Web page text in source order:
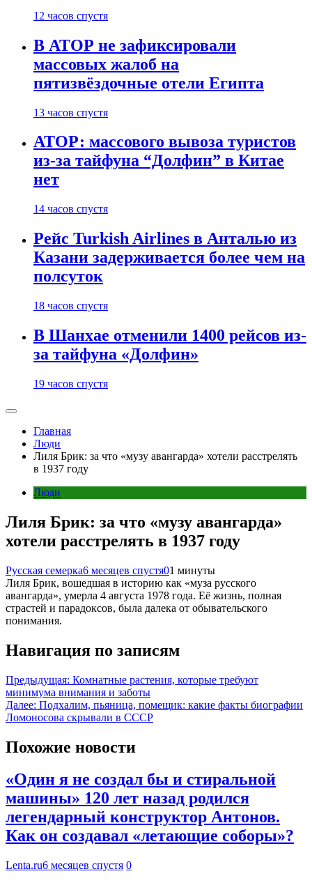
12 часов спустя
В АТОР не зафиксировали
массовых жалоб на
пятизвёздочные отели Египта
13 часов спустя
АТОР: массового вывоза туристов
из-за тайфуна “Долфин” в Китае
нет
14 часов спустя
Рейс Turkish Airlines в Анталью из
Казани задерживается более чем на
полсуток
18 часов спустя
В Шанхае отменили 1400 рейсов из-
за тайфуна «Долфин»
19 часов спустя
Главная
Люди
Лиля Брик: за что «музу авангарда» хотели расстрелять
в 1937 году
Люди
Лиля Брик: за что «музу авангарда»
хотели расстрелять в 1937 году
Русская семерка6 месяцев спустя01 минуты
Лиля Брик, вошедшая в историю как «муза русского
авангарда», умерла 4 августа 1978 года. Её жизнь, полная
страстей и парадоксов, была далека от обывательского
понимания.
Навигация по записям
Предыдущая: Комнатные растения, которые требуют
минимума внимания и заботы
Далее: Подхалим, пьяница, помещик: какие факты биографии
Ломоносова скрывали в СССР
Похожие новости
«Один я не создал бы и стиральной
машины» 120 лет назад родился
легендарный конструктор Антонов.
Как он создавал «летающие соборы»?
Lenta.ru6 месяцев спустя 0